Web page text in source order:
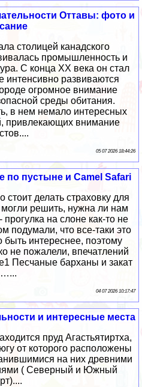
Оттавы: фото и
столицей канадского
промышленность и
С конца XX века он стал
интенсивно развиваются
огромное внимание
среды обитания.
в нем немало интересных
привлекающих внимание
05 07 2026 18:44:26
по пустыне и Camel Safari
делать страховку для
решить, нужна ли нам
на слоне как-то не
подумали, что все-таки это
интереснее, поэтому
не пожалели, впечатлений
Песчаные барханы и закат
04 07 2026 10:17:47
и интересные места
пруд Агастьятиртха,
от которого расположены
на них древними
( Северный и Южный